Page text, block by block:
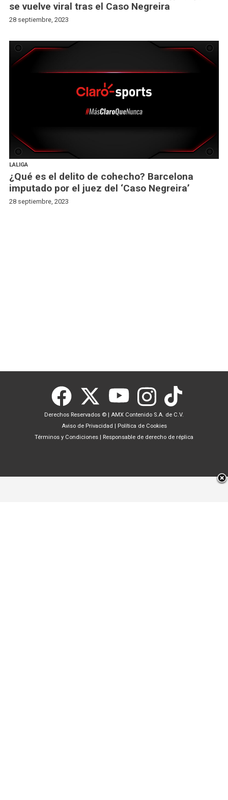
se vuelve viral tras el Caso Negreira
28 septiembre, 2023
LALIGA
¿Qué es el delito de cohecho? Barcelona
imputado por el juez del ‘Caso Negreira’
28 septiembre, 2023
Derechos Reservados © | AMX Contenido S.A. de C.V.
Aviso de Privacidad | Política de Cookies
Términos y Condiciones | Responsable de derecho de réplica